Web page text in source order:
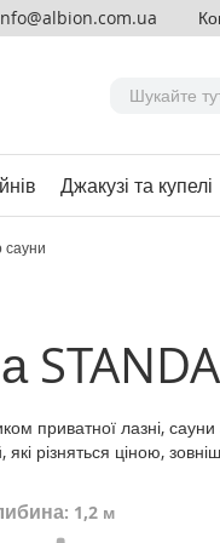
Джакузі та купелі
сауни
приватної лазні,
які різняться ціною,
: 1,2 м